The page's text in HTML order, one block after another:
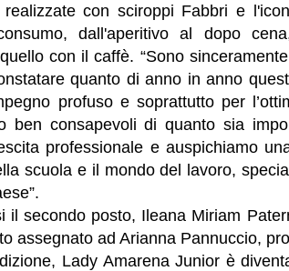
realizzate con sciroppi Fabbri e
dall'aperitivo al dopo
con il caffè. “Sono
quanto di anno in anno
profuso e soprattutto per
ben consapevoli di quanto sia
professionale e auspichiamo
scuola e il mondo del lavoro,
il secondo posto, Ileana Miriam
assegnato ad Arianna Pannuccio,
Lady Amarena Junior è